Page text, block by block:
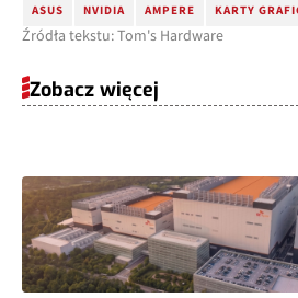
ASUS NVIDIA AMPERE KARTY
Źródła tekstu: Tom's Hardware
Zobacz więcej